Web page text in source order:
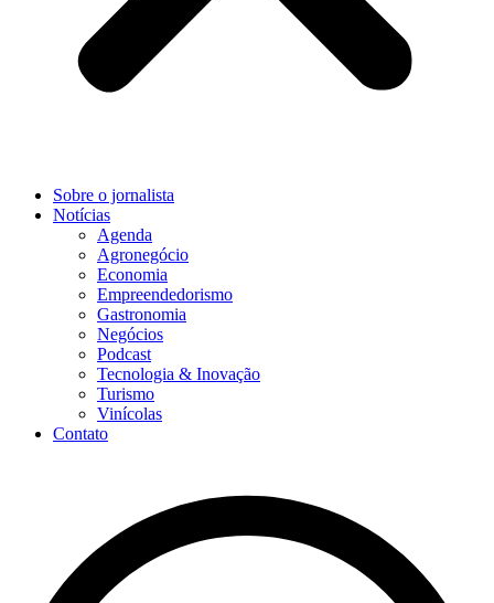
Sobre o jornalista
Notícias
Agenda
Agronegócio
Economia
Empreendedorismo
Gastronomia
Negócios
Podcast
Tecnologia & Inovação
Turismo
Vinícolas
Contato